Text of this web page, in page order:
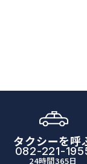
タクシーを呼
082-221-
24時間365日